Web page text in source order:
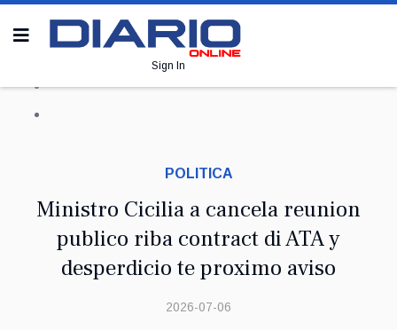
Sign In
POLITICA
Ministro Cicilia a cancela reunion
publico riba contract di ATA y
desperdicio te proximo aviso
2026-07-06